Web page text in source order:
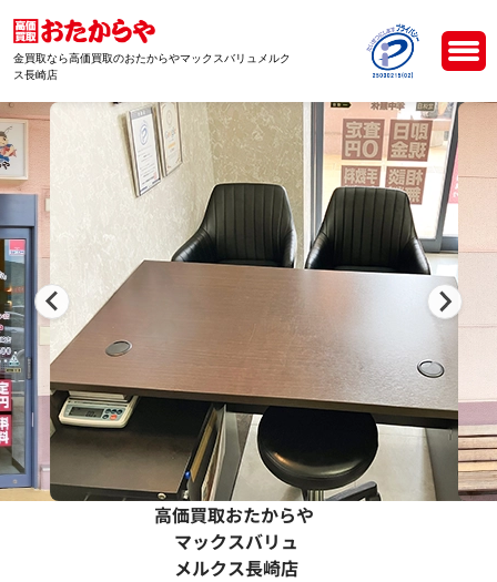
金買取なら高価買取のおたからやマックスバリュメルク
ス長崎店
高価買取おたからや
マックスバリュ
メルクス長崎店